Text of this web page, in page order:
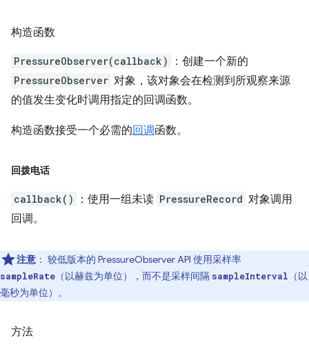
构造函数
PressureObserver(callback) ：创建一个新的
PressureObserver 对象，该对象会在检测到所观察来源
的值发生变化时调用指定的回调函数。
构造函数接受一个必需的回调函数。
回拨电话
callback() ：使用一组未读 PressureRecord 对象调用
回调。
注意 ： 较低版本的 PressureObserver API 使用采样率
sampleRate （以赫兹为单位），而不是采样间隔 sampleInterval
（以
毫秒为单位）。
方法